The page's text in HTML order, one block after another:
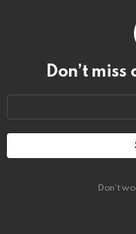
Don’t
Don't